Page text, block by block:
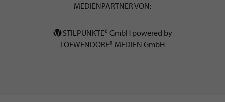
MEDIENPARTNER VON:
STILPUNKTE® GmbH powered by
LOEWENDORF® MEDIEN GmbH